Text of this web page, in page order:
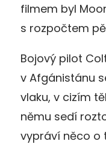
filmem byl
s rozpočtem
Bojový pilot
v Afgánistánu
vlaku, v cizím
němu sedí
vypráví něco o